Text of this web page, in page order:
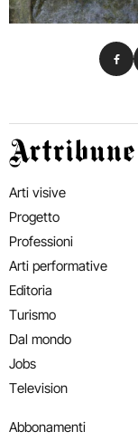
Artribune
Arti visive
Progetto
Professioni
Arti performative
Editoria
Turismo
Dal mondo
Jobs
Television
Abbonamenti